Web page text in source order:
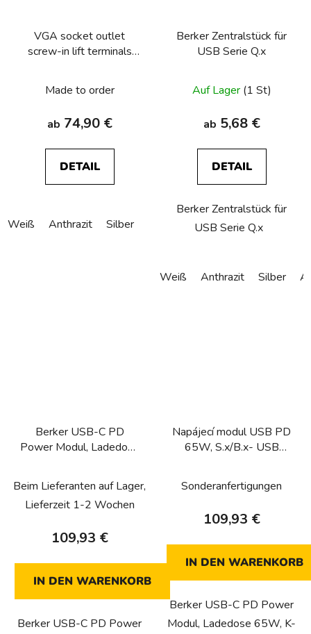
VGA socket outlet
screw-in lift terminals
Made to order
ab 74,90 €
DETAIL
Weiß Anthrazit Silber
Berker Zentralstück für
USB Serie Q.x
Auf Lager (1 St)
ab 5,68 €
DETAIL
Berker Zentralstück für
USB Serie Q.x
Weiß Anthrazit Silber
Berker USB-C PD
Power Modul, Ladedose
Beim Lieferanten auf Lager,
Lieferzeit 1-2 Wochen
109,93 €
IN DEN WARENKORB
Berker USB-C PD Power
Napájecí modul USB PD
65W, S.x/B.x- USB
Sonderanfertigungen
109,93 €
IN DEN WARENKORB
Berker USB-C PD Power
Modul, Ladedose 65W, K-